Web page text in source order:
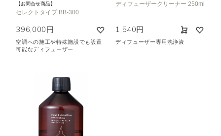
【お問合せ商品】
セレクトタイプ BB-300
396,000円
空調への施工や特殊施設でも設置
可能なディフューザー
ディフューザークリーナー 250ml
1,540円
ディフューザー専用洗浄液